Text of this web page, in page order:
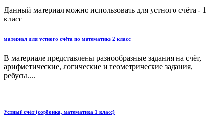
Данный материал можно использовать для устного счёта - 1
класс...
материал для устного счёта по математике 2 класс
В материале представлены разнообразные задания на счёт,
арифметические, логические и геометрические задания,
ребусы....
Устный счёт (сорбонка, математика 1 класс)